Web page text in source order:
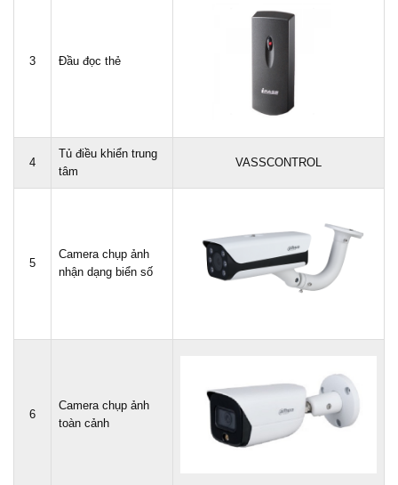
3 Đầu đọc thẻ
4
Tủ điều khiển trung
tâm
VASSCONTROL
5
Camera chụp ảnh
nhận dạng biển số
6
Camera chụp ảnh
toàn cảnh